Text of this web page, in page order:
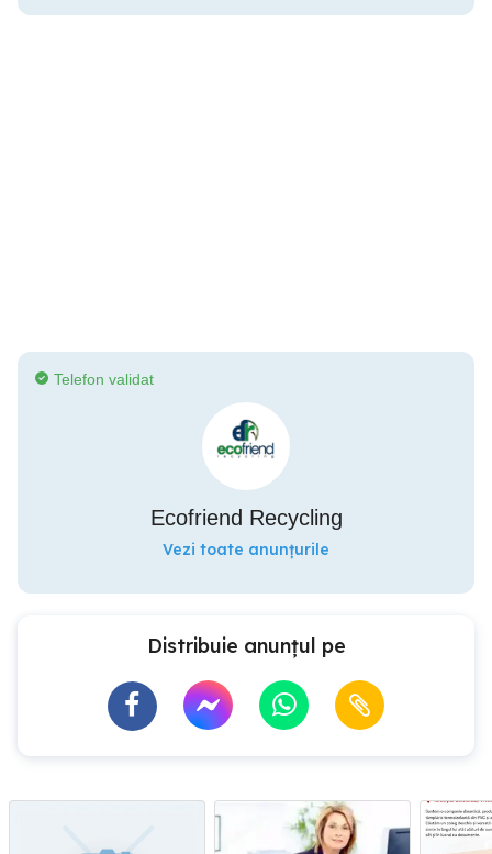
Telefon validat
Ecofriend Recycling
Vezi toate anunțurile
Distribuie anunțul pe